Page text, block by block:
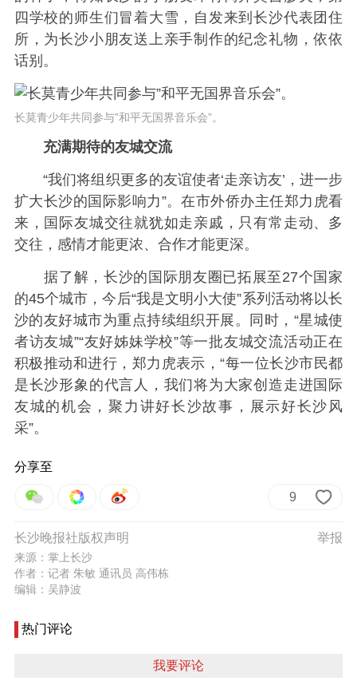
四学校的师生们冒着大雪，自发来到长沙代表团住
所，为长沙小朋友送上亲手制作的纪念礼物，依依
话别。
长莫青少年共同参与”和平无国界音乐会”。
充满期待的友城交流
“我们将组织更多的友谊使者‘走亲访友’，进一步
扩大长沙的国际影响力”。在市外侨办主任郑力虎看
来，国际友城交往就犹如走亲戚，只有常走动、多
交往，感情才能更浓、合作才能更深。
据了解，长沙的国际朋友圈已拓展至27个国家
的45个城市，今后“我是文明小大使”系列活动将以长
沙的友好城市为重点持续组织开展。同时，“星城使
者访友城”“友好姊妹学校”等一批友城交流活动正在
积极推动和进行，郑力虎表示，“每一位长沙市民都
是长沙形象的代言人，我们将为大家创造走进国际
友城的机会，聚力讲好长沙故事，展示好长沙风
采”。
分享至
9
举报
长沙晚报社版权声明
来源：掌上长沙
作者：记者 朱敏 通讯员 高伟栋
编辑：吴静波
热门评论
我要评论